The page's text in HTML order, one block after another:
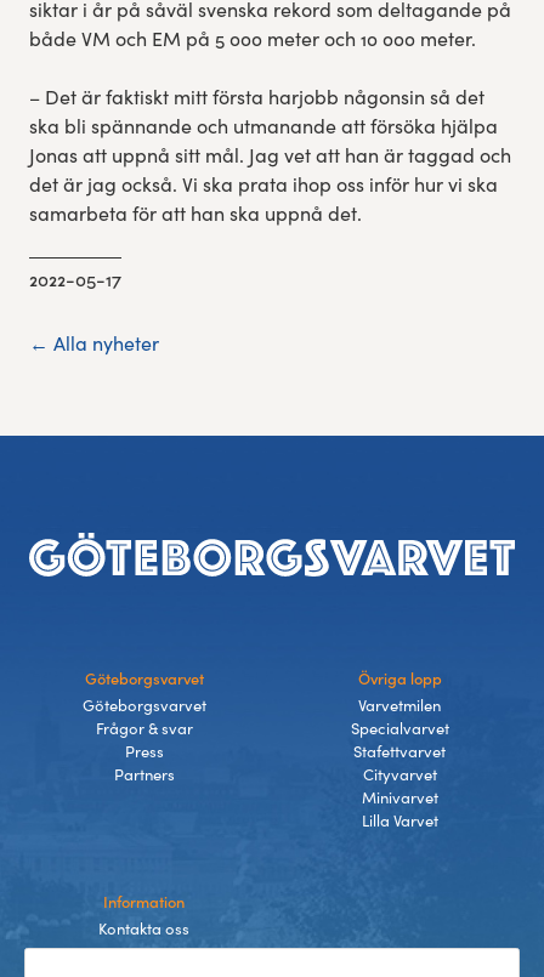
siktar i år på såväl svenska rekord som deltagande på
både VM och EM på 5 000 meter och 10 000 meter.
– Det är faktiskt mitt första harjobb någonsin så det
ska bli spännande och utmanande att försöka hjälpa
Jonas att uppnå sitt mål. Jag vet att han är taggad och
det är jag också. Vi ska prata ihop oss inför hur vi ska
samarbeta för att han ska uppnå det.
2022-05-17
← Alla nyheter
Sidfot
Göteborgsvarvet
Göteborgsvarvet
Frågor & svar
Press
Partners
Övriga lopp
Varvetmilen
Specialvarvet
Stafettvarvet
Cityvarvet
Minivarvet
Lilla Varvet
Information
Kontakta oss